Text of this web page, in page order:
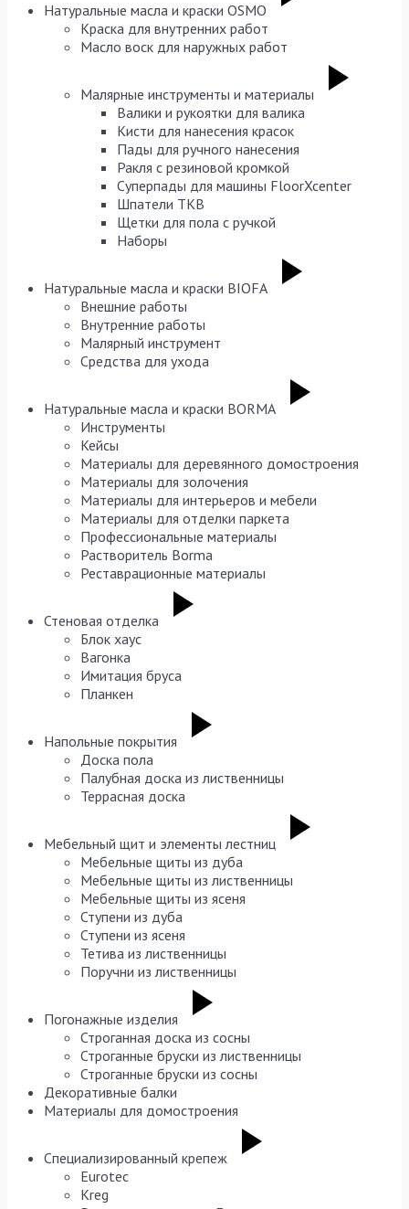
Натуральные масла и краски OSMO
Краска для внутренних работ
Масло воск для наружных работ
Малярные инструменты и материалы
Валики и рукоятки для валика
Кисти для нанесения красок
Пады для ручного нанесения
Ракля с резиновой кромкой
Суперпады для машины FloorXcenter
Шпатели TKB
Щетки для пола с ручкой
Наборы
Натуральные масла и краски BIOFA
Внешние работы
Внутренние работы
Малярный инструмент
Средства для ухода
Натуральные масла и краски BORMA
Инструменты
Кейсы
Материалы для деревянного домостроения
Материалы для золочения
Материалы для интерьеров и мебели
Материалы для отделки паркета
Профессиональные материалы
Растворитель Borma
Реставрационные материалы
Стеновая отделка
Блок хаус
Вагонка
Имитация бруса
Планкен
Напольные покрытия
Доска пола
Палубная доска из лиственницы
Террасная доска
Мебельный щит и элементы лестниц
Мебельные щиты из дуба
Мебельные щиты из лиственницы
Мебельные щиты из ясеня
Ступени из дуба
Ступени из ясеня
Тетива из лиственницы
Поручни из лиственницы
Погонажные изделия
Строганная доска из сосны
Строганные бруски из лиственницы
Строганные бруски из сосны
Декоративные балки
Материалы для домостроения
Специализированный крепеж
Eurotec
Kreg